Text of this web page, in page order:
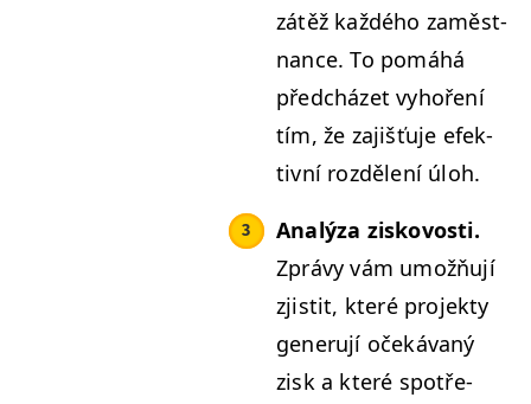
zátěž každého zaměst­
nance. To pomáhá
před­cházet vyhoření
tím, že zajišťu­je efek­
tivní rozdělení úloh.
Analýza ziskovosti.
Zprávy vám umožňu­jí
zjis­tit, které pro­jek­ty
generu­jí očeká­vaný
zisk a které spotře­